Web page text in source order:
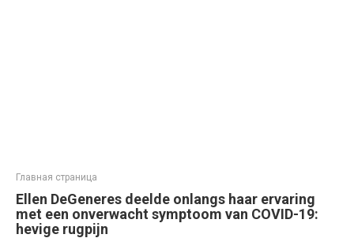
Главная страница
Ellen DeGeneres deelde onlangs haar ervaring
met een onverwacht symptoom van COVID-19:
hevige rugpijn